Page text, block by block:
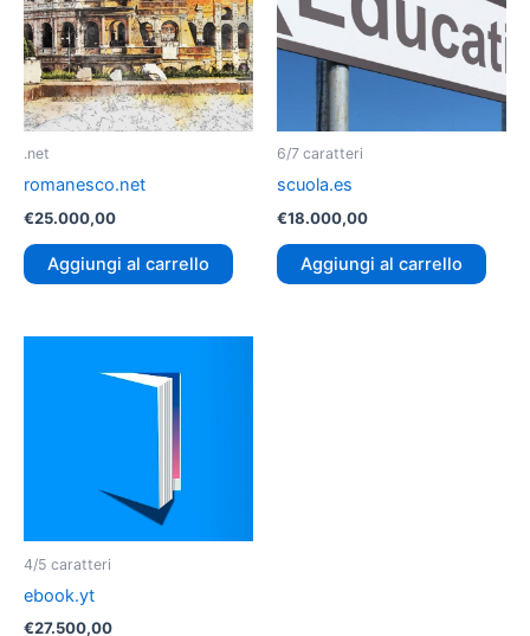
.net
romanesco.net
€25.000,00
Aggiungi al carrello
6/7 caratteri
scuola.es
€18.000,00
Aggiungi al carrello
4/5 caratteri
ebook.yt
€27.500,00